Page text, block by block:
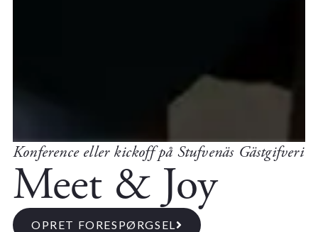
Konference eller kickoff på Stufvenäs Gästgifveri
Meet & Joy
OPRET FORESPØRGSEL